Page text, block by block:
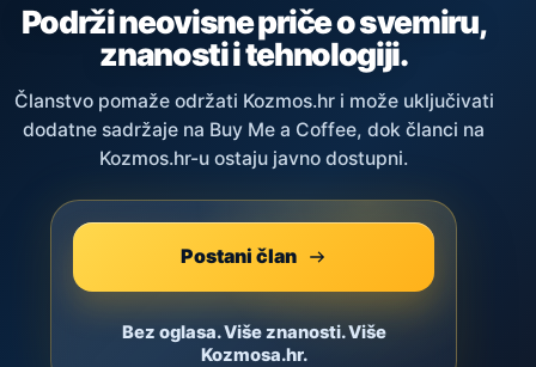
Podrži neovisne priče o svemiru,
znanosti i tehnologiji.
Članstvo pomaže održati Kozmos.hr i može uključivati
dodatne sadržaje na Buy Me a Coffee, dok članci na
Kozmos.hr-u ostaju javno dostupni.
Postani član
Bez oglasa. Više znanosti. Više
Kozmosa.hr.